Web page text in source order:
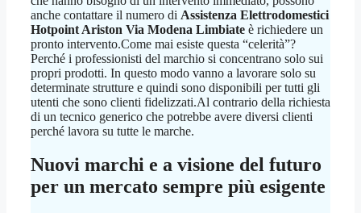
anche contattare il numero di Assistenza Elettrodomestici
Hotpoint Ariston Via Modena Limbiate è richiedere un
pronto intervento.Come mai esiste questa “celerità”?
Perché i professionisti del marchio si concentrano solo sui
propri prodotti. In questo modo vanno a lavorare solo su
determinate strutture e quindi sono disponibili per tutti gli
utenti che sono clienti fidelizzati.Al contrario della richiesta
di un tecnico generico che potrebbe avere diversi clienti
perché lavora su tutte le marche.
Nuovi marchi e a visione del futuro
per un mercato sempre più esigente